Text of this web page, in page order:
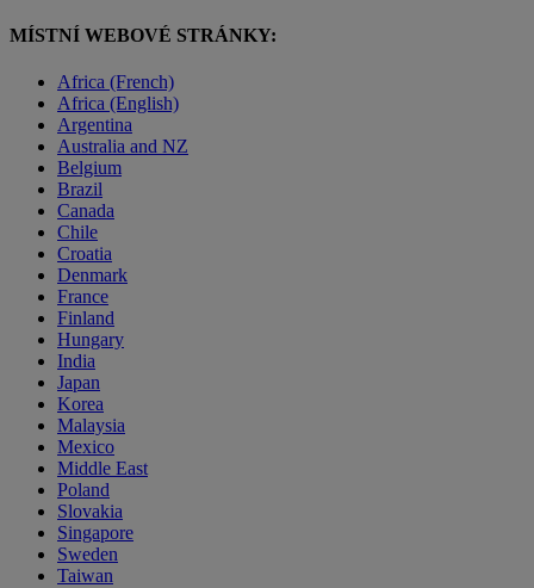
MÍSTNÍ WEBOVÉ STRÁNKY:
Africa (French)
Africa (English)
Argentina
Australia and NZ
Belgium
Brazil
Canada
Chile
Croatia
Denmark
France
Finland
Hungary
India
Japan
Korea
Malaysia
Mexico
Middle East
Poland
Slovakia
Singapore
Sweden
Taiwan